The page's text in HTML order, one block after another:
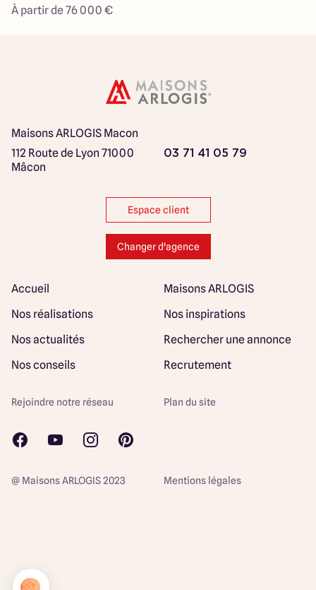
À partir de 76 000 €
Maisons ARLOGIS Macon
112 Route de Lyon 71000
Mâcon
03 71 41 05 79
Espace client
Changer d'agence
Accueil
Maisons ARLOGIS
Nos réalisations
Nos inspirations
Nos actualités
Rechercher une annonce
Nos conseils
Recrutement
Mentions légales
Rejoindre notre réseau Plan du site
@ Maisons ARLOGIS 2023